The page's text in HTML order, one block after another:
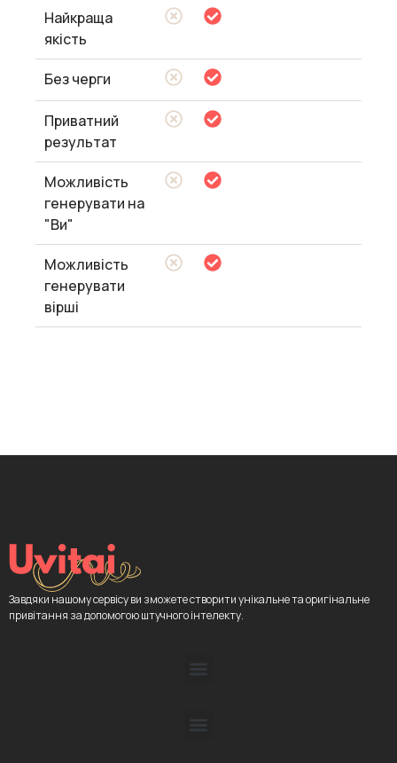
Найкраща
якість
Без черги
Приватний
результат
Можливість
генерувати на
"Ви"
Можливість
генерувати
вірші
Завдяки нашому сервісу ви зможете створити унікальне та оригінальне
привітання за допомогою штучного інтелекту.